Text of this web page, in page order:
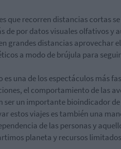
que recorren distancias cortas
de por datos visuales olfativos y
grandes distancias aprovechar
a modo de brújula para
es una de los espectáculos más
el comportamiento de las
ser un importante bioindicador
estos viajes es también una
de las personas y
planeta y recursos